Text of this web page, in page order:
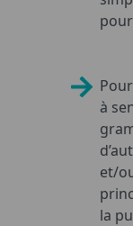
à
et/
la